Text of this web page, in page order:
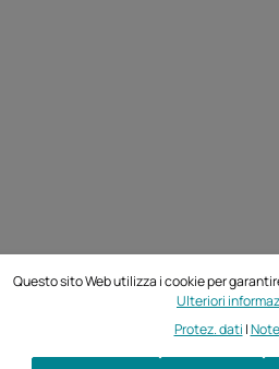
Questo sito Web utilizza i cookie per
Ulteriori
Protez. dati |